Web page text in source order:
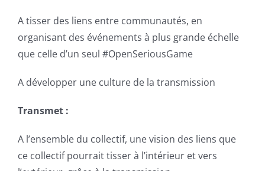
A tisser des liens entre communautés, en
organisant des événements à plus grande échelle
que celle d’un seul #OpenSeriousGame
A développer une culture de la transmission
Transmet :
A l’ensemble du collectif, une vision des liens que
ce collectif pourrait tisser à l’intérieur et vers